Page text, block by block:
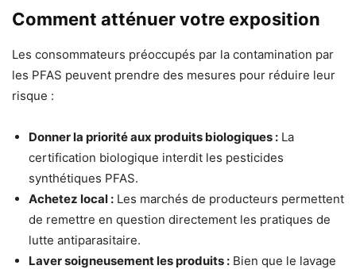
Comment atténuer votre exposition
Les consommateurs préoccupés par la contamination par
les PFAS peuvent prendre des mesures pour réduire leur
risque :
Donner la priorité aux produits biologiques : La
certification biologique interdit les pesticides
synthétiques PFAS.
Achetez local : Les marchés de producteurs permettent
de remettre en question directement les pratiques de
lutte antiparasitaire.
Laver soigneusement les produits : Bien que le lavage